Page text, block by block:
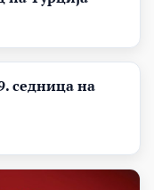
седница на